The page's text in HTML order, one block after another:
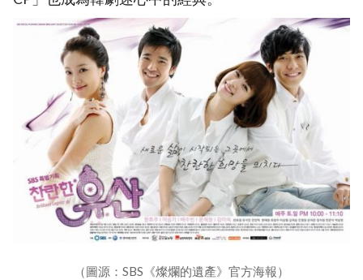
（圖源：SBS《燦爛的遺產》官方海報）